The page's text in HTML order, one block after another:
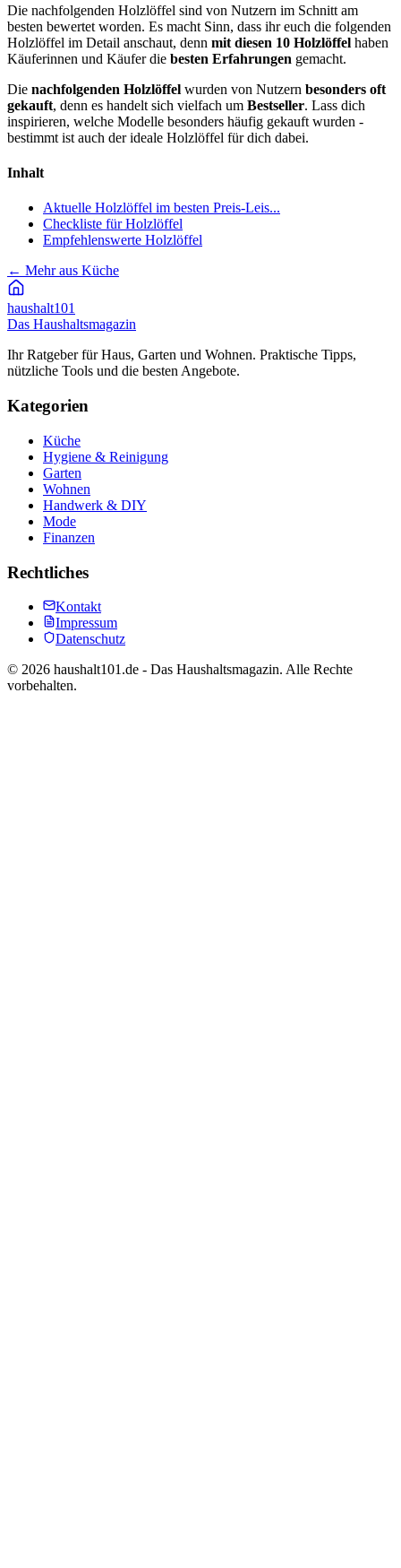
Die nachfolgenden Holzlöffel sind von Nutzern im Schnitt am
besten bewertet worden. Es macht Sinn, dass ihr euch die folgenden
Holzlöffel im Detail anschaut, denn mit diesen 10 Holzlöffel haben
Käuferinnen und Käufer die besten Erfahrungen gemacht.
Die nachfolgenden Holzlöffel wurden von Nutzern besonders oft
gekauft, denn es handelt sich vielfach um Bestseller. Lass dich
inspirieren, welche Modelle besonders häufig gekauft wurden -
bestimmt ist auch der ideale Holzlöffel für dich dabei.
Inhalt
Aktuelle Holzlöffel im besten Preis-Leis...
Checkliste für Holzlöffel
Empfehlenswerte Holzlöffel
← Mehr aus Küche
haushalt101
Das Haushaltsmagazin
Ihr Ratgeber für Haus, Garten und Wohnen. Praktische Tipps,
nützliche Tools und die besten Angebote.
Kategorien
Küche
Hygiene & Reinigung
Garten
Wohnen
Handwerk & DIY
Mode
Finanzen
Rechtliches
Kontakt
Impressum
Datenschutz
© 2026 haushalt101.de - Das Haushaltsmagazin. Alle Rechte
vorbehalten.